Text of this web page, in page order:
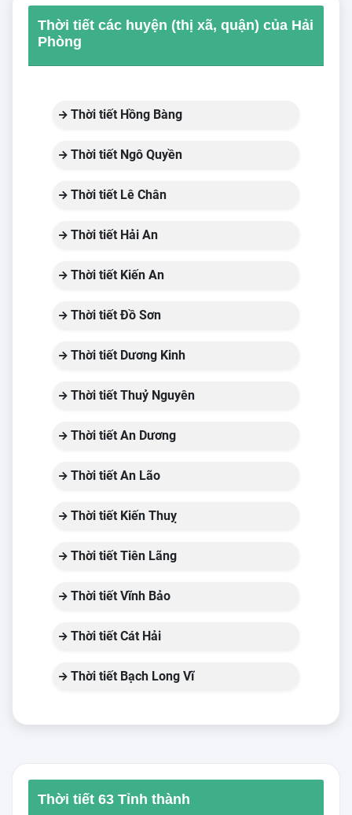
Thời tiết các huyện (thị xã, quận) của Hải
Phòng
Thời tiết Hồng Bàng
Thời tiết Ngô Quyền
Thời tiết Lê Chân
Thời tiết Hải An
Thời tiết Kiến An
Thời tiết Đồ Sơn
Thời tiết Dương Kinh
Thời tiết Thuỷ Nguyên
Thời tiết An Dương
Thời tiết An Lão
Thời tiết Kiến Thuỵ
Thời tiết Tiên Lãng
Thời tiết Vĩnh Bảo
Thời tiết Cát Hải
Thời tiết Bạch Long Vĩ
Thời tiết 63 Tỉnh thành